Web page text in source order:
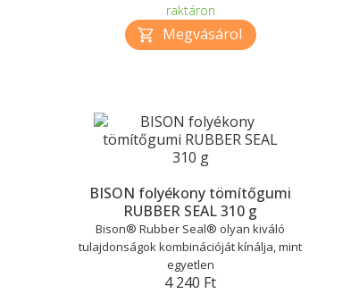
raktáron
BISON folyékony tömítőgumi
RUBBER SEAL 310 g
Bison® Rubber Seal® olyan kiváló
tulajdonságok kombinációját kínálja, mint
egyetlen
4 240 Ft